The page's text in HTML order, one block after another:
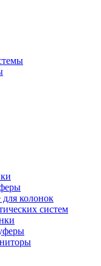
колонок
систем